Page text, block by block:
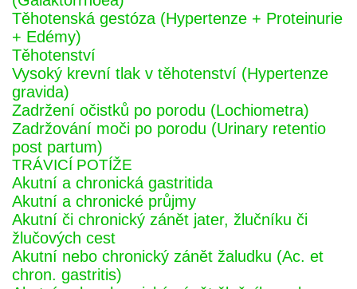
Těhotenská gestóza (Hypertenze + Proteinurie
+ Edémy)
Těhotenství
Vysoký krevní tlak v těhotenství (Hypertenze
gravida)
Zadržení očistků po porodu (Lochiometra)
Zadržování moči po porodu (Urinary retentio
post partum)
TRÁVICÍ POTÍŽE
Akutní a chronická gastritida
Akutní a chronické průjmy
Akutní či chronický zánět jater, žlučníku či
žlučových cest
Akutní nebo chronický zánět žaludku (Ac. et
chron. gastritis)